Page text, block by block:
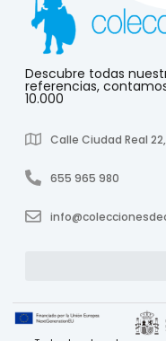
Descubre todas
referencias,
10.000
Calle Ciudad Real
655 965 980